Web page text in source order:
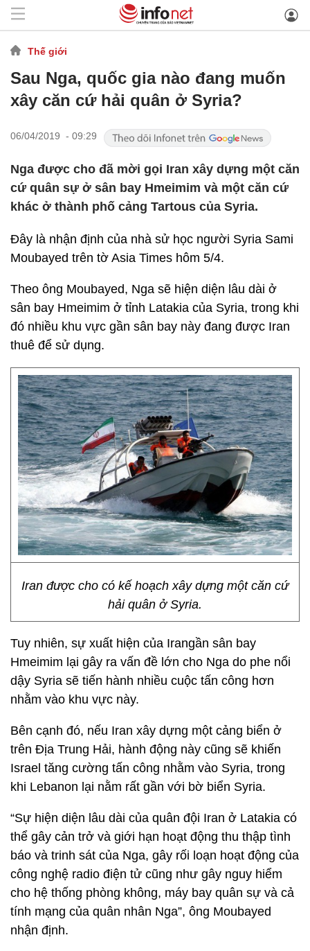
Thế giới
Sau Nga, quốc gia nào đang muốn
xây căn cứ hải quân ở Syria?
06/04/2019 - 09:29
Nga được cho đã mời gọi Iran xây dựng một căn
cứ quân sự ở sân bay Hmeimim và một căn cứ
khác ở thành phố cảng Tartous của Syria.
Đây là nhận định của nhà sử học người Syria Sami
Moubayed trên tờ Asia Times hôm 5/4.
Theo ông Moubayed, Nga sẽ hiện diện lâu dài ở
sân bay Hmeimim ở tỉnh Latakia của Syria, trong khi
đó nhiều khu vực gần sân bay này đang được Iran
thuê để sử dụng.
Iran được cho có kế hoạch xây dựng một căn cứ
hải quân ở Syria.
Tuy nhiên, sự xuất hiện của Irangần sân bay
Hmeimim lại gây ra vấn đề lớn cho Nga do phe nổi
dậy Syria sẽ tiến hành nhiều cuộc tấn công hơn
nhằm vào khu vực này.
Bên cạnh đó, nếu Iran xây dựng một cảng biển ở
trên Địa Trung Hải, hành động này cũng sẽ khiến
Israel tăng cường tấn công nhằm vào Syria, trong
khi Lebanon lại nằm rất gần với bờ biển Syria.
“Sự hiện diện lâu dài của quân đội Iran ở Latakia có
thể gây cản trở và giới hạn hoạt động thu thập tình
báo và trinh sát của Nga, gây rối loạn hoạt động của
công nghệ radio điện tử cũng như gây nguy hiểm
cho hệ thống phòng không, máy bay quân sự và cả
tính mạng của quân nhân Nga”, ông Moubayed
nhận định.